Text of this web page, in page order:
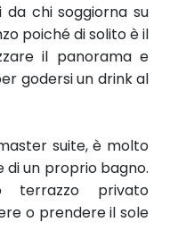
da chi soggiorna su
poiché di solito è il
il panorama e
godersi un drink al
suite, è molto
un proprio bagno.
terrazzo privato
o prendere il sole